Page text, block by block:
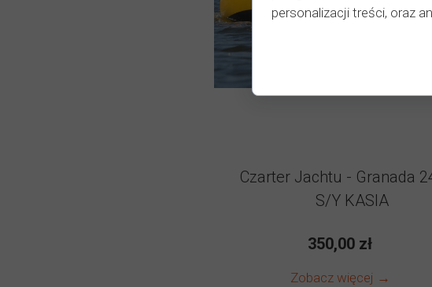
Czarter Jachtu - Granada
S/Y KASIA
350,00 zł
Zobacz więcej →
personalizacji treści, oraz